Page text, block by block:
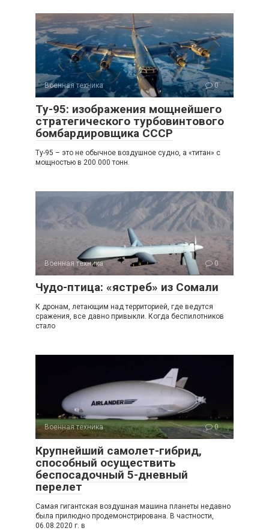
Военная техника 0
Ту-95: изображения мощнейшего
стратегического турбовинтового
бомбардировщика СССР
Ту-95 – это не обычное воздушное судно, а «титан» с
мощностью в 200 000 тонн.
Военная техника 0
Чудо-птица: «ястреб» из Сомали
К дронам, летающим над территорией, где ведутся
сражения, все давно привыкли. Когда беспилотников
стало
Военная техника 0
Крупнейший самолет-гибрид,
способный осуществить
беспосадочный 5-дневный
перелет
Самая гигантская воздушная машина планеты недавно
была прилюдно продемонстрирована. В частности,
06.08.2020 г. в